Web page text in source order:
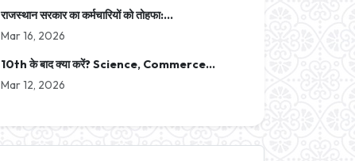
राजस्थान सरकार का कर्मचारियों को तोहफा:...
Mar 16, 2026
10th के बाद क्या करें? Science, Commerce...
Mar 12, 2026